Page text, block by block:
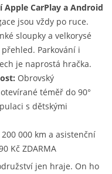
CarPlay a Android
jsou vždy po ruce.
sloupky a velkorysé
Parkování i
je naprostá hračka.
Obrovský
téměř do 90°
s dětskými
000 km a asistenční
Kč ZDARMA
jen hraje. On ho